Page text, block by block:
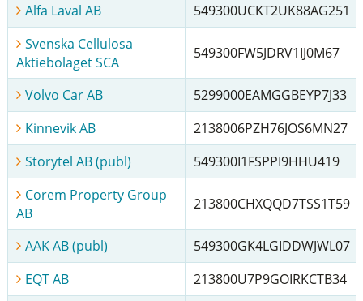
Alfa Laval AB
549300UCKT2UK88AG251
Svenska Cellulosa
Aktiebolaget SCA
549300FW5JDRV1IJ0M67
Volvo Car AB
5299000EAMGGBEYP7J33
Kinnevik AB
2138006PZH76JOS6MN27
Storytel AB (publ)
549300I1FSPPI9HHU419
Corem Property Group
AB
213800CHXQQD7TSS1T59
AAK AB (publ)
549300GK4LGIDDWJWL07
EQT AB
213800U7P9GOIRKCTB34